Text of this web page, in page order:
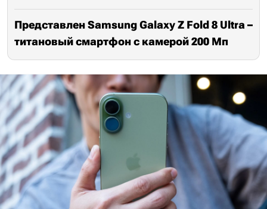
Представлен Samsung Galaxy Z Fold 8 Ultra –
титановый смартфон с камерой 200 Мп